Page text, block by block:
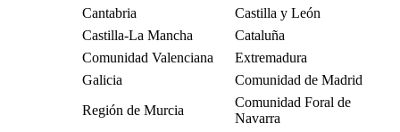
Cantabria
Castilla y León
Castilla-La Mancha
Cataluña
Comunidad Valenciana
Extremadura
Galicia
Comunidad de Madrid
Región de Murcia
Comunidad Foral de
Navarra